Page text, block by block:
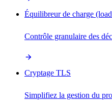
Équilibreur de charge
Contrôle granulaire des
Cryptage TLS
Simplifiez la gestion du